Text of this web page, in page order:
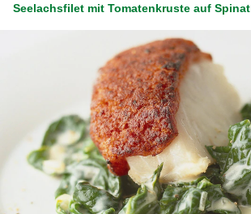
Seelachsfilet mit Tomatenkruste auf Spinat